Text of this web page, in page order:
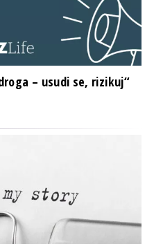
– usudi se, rizikuj“